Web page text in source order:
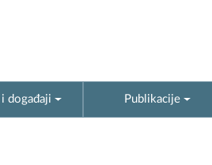
događaji Publikacije